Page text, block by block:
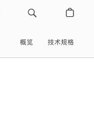
概览 技术规格